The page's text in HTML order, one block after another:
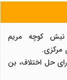
نبش کوچه مریم
مرکزی.
شورای حل اختلاف، بن